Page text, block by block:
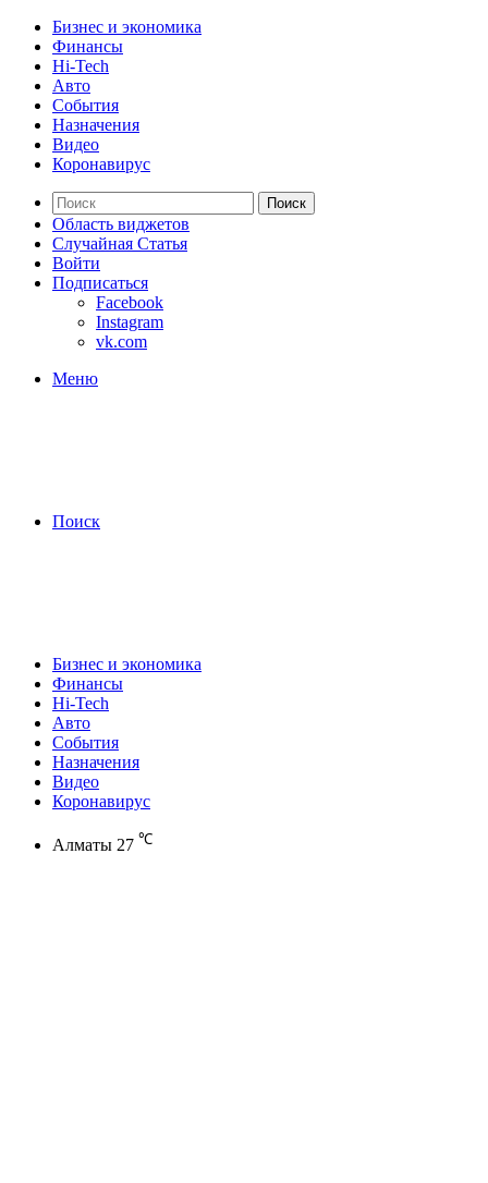
Бизнес и экономика
Финансы
Hi-Tech
Авто
События
Назначения
Видео
Коронавирус
Поиск
Область виджетов
Случайная Статья
Войти
Подписаться
Facebook
Instagram
vk.com
Меню
Поиск
Бизнес и экономика
Финансы
Hi-Tech
Авто
События
Назначения
Видео
Коронавирус
Алматы 27 ℃